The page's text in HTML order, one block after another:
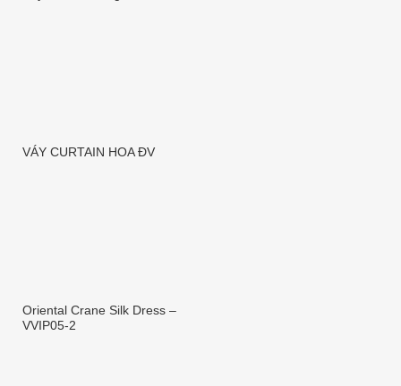
VÁY CURTAIN HOA ĐV
Oriental Crane Silk Dress –
VVIP05-2